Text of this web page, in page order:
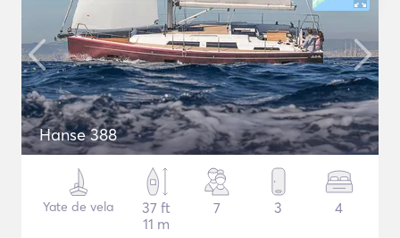
Hanse 388
Yate de vela
37 ft
11 m
7 3 4